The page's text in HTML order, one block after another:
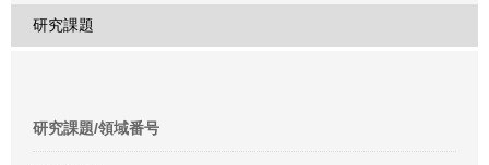
研究課題
研究課題/領域番号